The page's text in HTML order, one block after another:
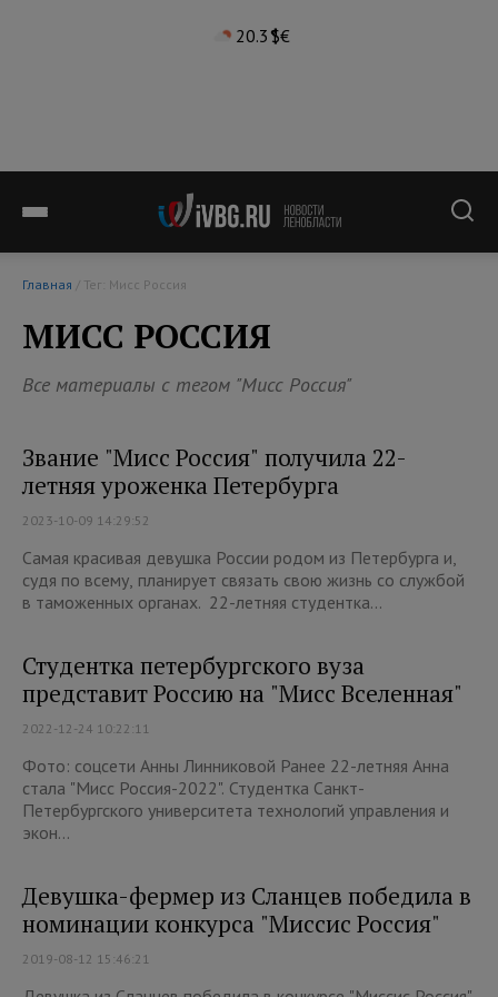
20.3°$€
Главная / Тег: Мисс Россия
МИСС РОССИЯ
Все материалы с тегом "Мисс Россия"
Звание "Мисс Россия" получила 22-
летняя уроженка Петербурга
2023-10-09 14:29:52
Самая красивая девушка России родом из Петербурга и,
судя по всему, планирует связать свою жизнь со службой
в таможенных органах. 22-летняя студентка...
Студентка петербургского вуза
представит Россию на "Мисс Вселенная"
2022-12-24 10:22:11
Фото: соцсети Анны Линниковой Ранее 22-летняя Анна
стала "Мисс Россия-2022". Студентка Санкт-
Петербургского университета технологий управления и
экон...
Девушка-фермер из Сланцев победила в
номинации конкурса "Миссис Россия"
2019-08-12 15:46:21